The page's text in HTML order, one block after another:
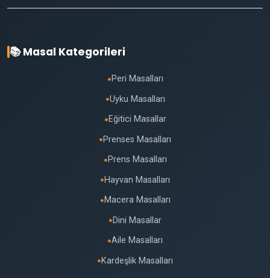
📚 Masal Kategorileri
● Peri Masalları
●Uyku Masalları
● Eğitici Masallar
● Prenses Masalları
● Prens Masalları
● Hayvan Masalları
● Macera Masalları
● Dini Masallar
●Aile Masalları
● Kardeşlik Masalları